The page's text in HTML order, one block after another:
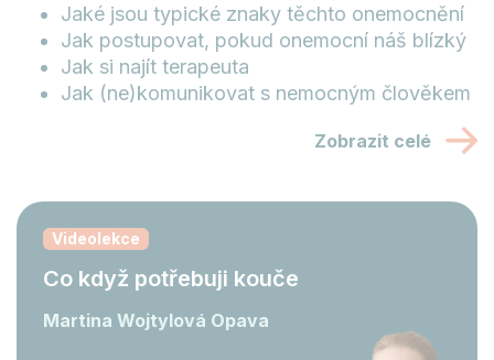
Jaké jsou typické znaky těchto onemocnění
Jak postupovat, pokud onemocní náš blízký
Jak si najít terapeuta
Jak (ne)komunikovat s nemocným člověkem
Zobrazit celé
Videolekce
Co když potřebuji kouče
Martina Wojtylová Opava